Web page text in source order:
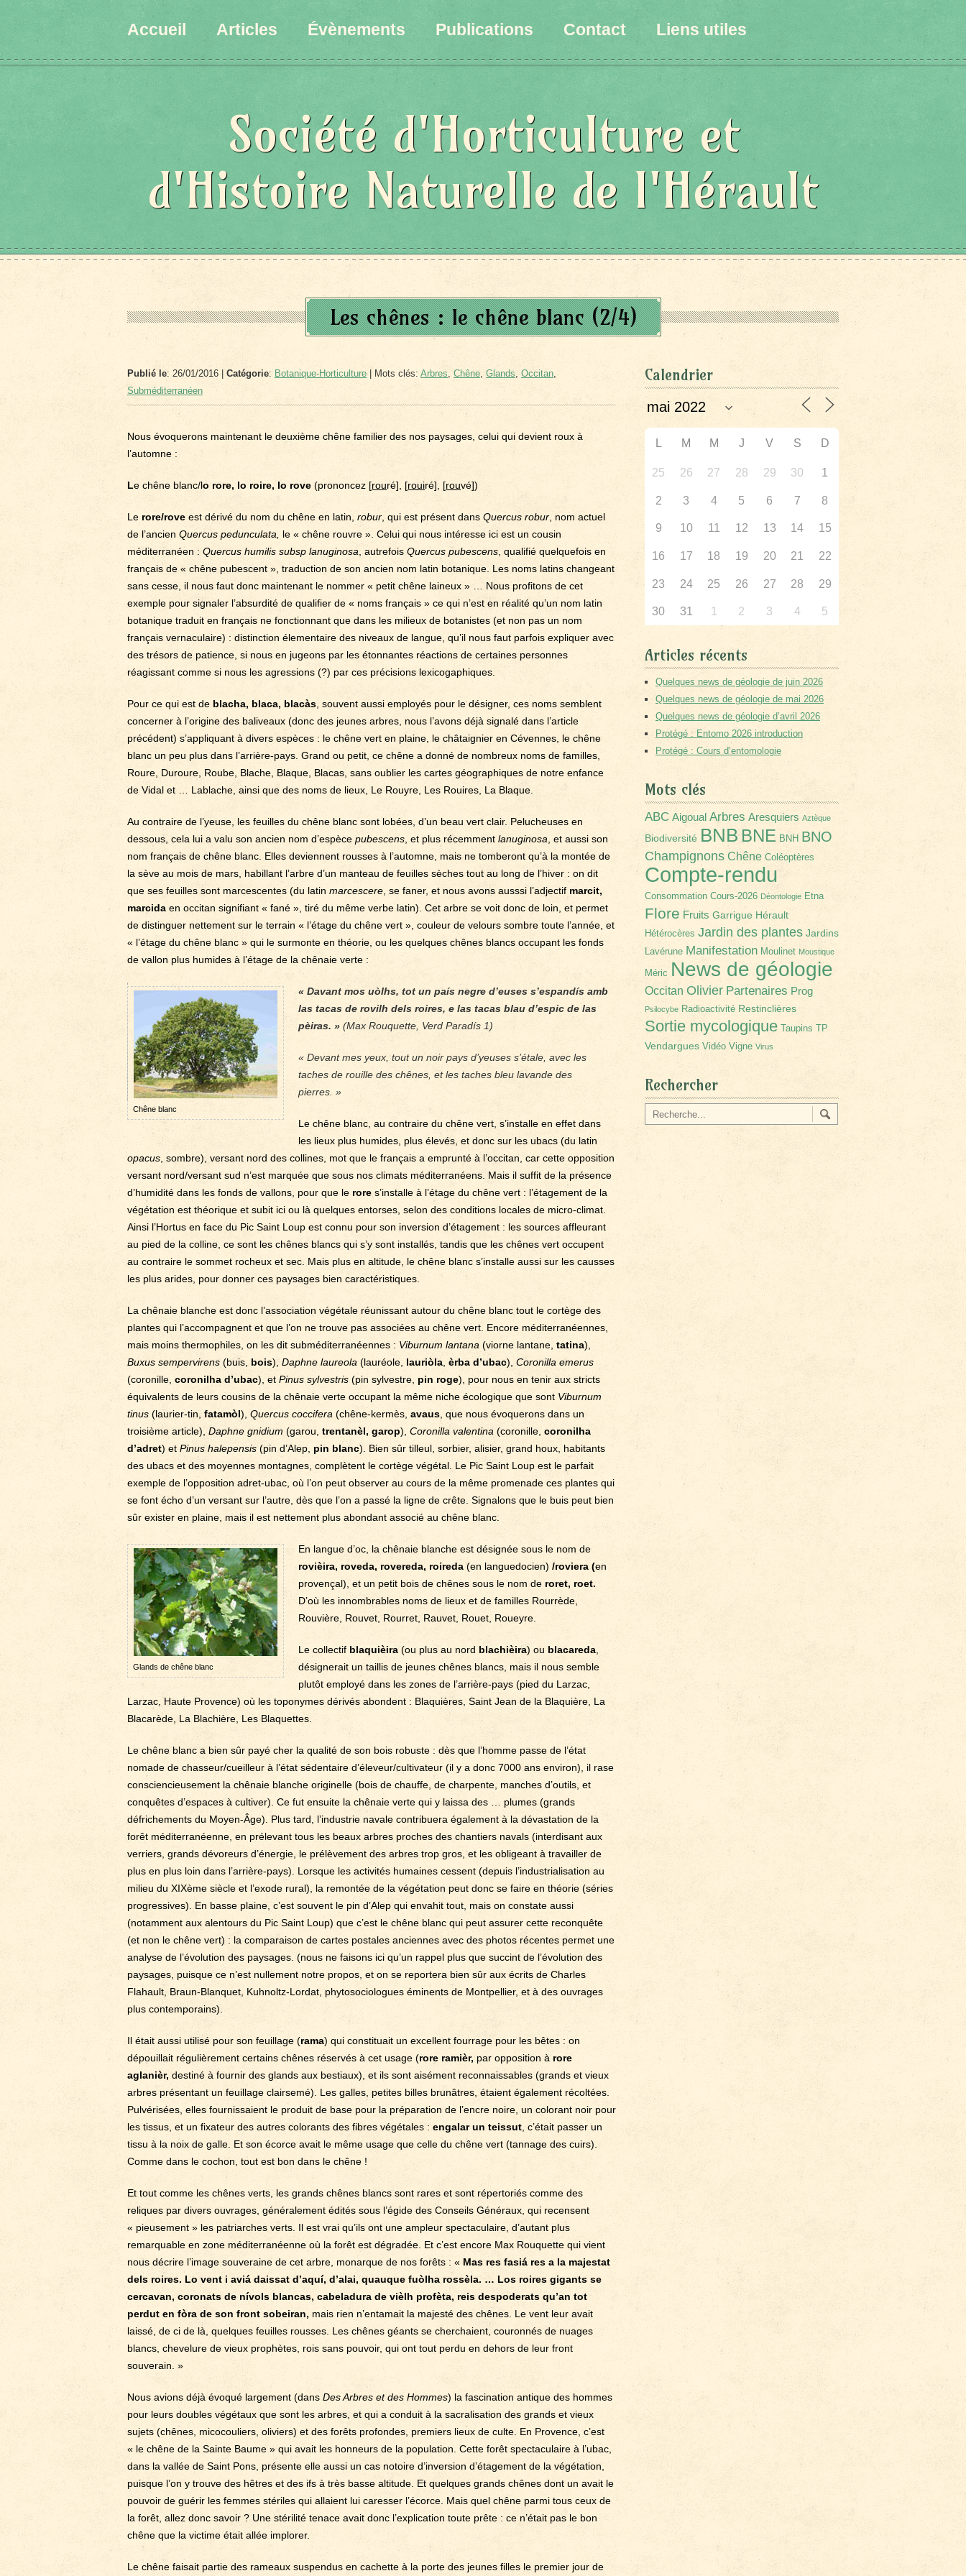
Accueil Articles Évènements Publications Contact Liens utiles
Société d'Horticulture et
d'Histoire Naturelle de l'Hérault
Les chênes : le chêne blanc (2/4)
Publié le: 26/01/2016 | Catégorie: Botanique-Horticulture| Mots clés: Arbres, Chêne, Glands, Occitan,
Subméditerranéen
Nous évoquerons maintenant le deuxième chêne familier des nos paysages, celui qui devient roux à
l’automne :
Le chêne blanc/lo rore, lo roire, lo rove (prononcez [rouré], [rouiré], [rouvé])
Le rore/rove est dérivé du nom du chêne en latin, robur , qui est présent dans Quercus robur , nom actuel
de l’ancien Quercus pedunculata, le « chêne rouvre ». Celui qui nous intéresse ici est un cousin
méditerranéen : Quercus humilis subsp lanuginosa , autrefois Quercus pubescens , qualifié quelquefois en
français de « chêne pubescent », traduction de son ancien nom latin botanique. Les noms latins changeant
sans cesse, il nous faut donc maintenant le nommer « petit chêne laineux » … Nous profitons de cet
exemple pour signaler l’absurdité de qualifier de « noms français » ce qui n’est en réalité qu’un nom latin
botanique traduit en français ne fonctionnant que dans les milieux de botanistes (et non pas un nom
français vernaculaire) : distinction élementaire des niveaux de langue, qu’il nous faut parfois expliquer avec
des trésors de patience, si nous en jugeons par les étonnantes réactions de certaines personnes
réagissant comme si nous les agressions (?) par ces précisions lexicogaphiques.
Pour ce qui est de blacha, blaca, blacàs , souvent aussi employés pour le désigner, ces noms semblent
concerner à l’origine des baliveaux (donc des jeunes arbres, nous l’avons déjà signalé dans l’article
précédent) s’appliquant à divers espèces : le chêne vert en plaine, le châtaignier en Cévennes, le chêne
blanc un peu plus dans l’arrière-pays. Grand ou petit, ce chêne a donné de nombreux noms de familles,
Roure, Duroure, Roube, Blache, Blaque, Blacas, sans oublier les cartes géographiques de notre enfance
de Vidal et … Lablache, ainsi que des noms de lieux, Le Rouyre, Les Rouires, La Blaque.
Au contraire de l’yeuse, les feuilles du chêne blanc sont lobées, d’un beau vert clair. Pelucheuses en
dessous, cela lui a valu son ancien nom d’espèce pubescens , et plus récemment lanuginosa , et aussi son
nom français de chêne blanc. Elles deviennent rousses à l’automne, mais ne tomberont qu’à la montée de
la sève au mois de mars, habillant l’arbre d’un manteau de feuilles sèches tout au long de l’hiver : on dit
que ses feuilles sont marcescentes (du latin marcescere , se faner, et nous avons ausssi l’adjectif marcit,
marcida en occitan signifiant « fané », tiré du même verbe latin). Cet arbre se voit donc de loin, et permet
de distinguer nettement sur le terrain « l’étage du chêne vert », couleur de velours sombre toute l’année, et
« l’étage du chêne blanc » qui le surmonte en théorie, ou les quelques chênes blancs occupant les fonds
de vallon plus humides à l’étage de la chênaie verte :
Chêne blanc
« Davant mos uòlhs, tot un país negre d’euses s’espandís amb
las tacas de rovilh dels roires, e las tacas blau d’espic de las
pèiras. » (Max Rouquette, Verd Paradís 1)
« Devant mes yeux, tout un noir pays d’yeuses s’étale, avec les
taches de rouille des chênes, et les taches bleu lavande des
pierres. »
Le chêne blanc, au contraire du chêne vert, s’installe en effet dans
les lieux plus humides, plus élevés, et donc sur les ubacs (du latin
opacus , sombre), versant nord des collines, mot que le français a emprunté à l’occitan, car cette opposition
versant nord/versant sud n’est marquée que sous nos climats méditerranéens. Mais il suffit de la présence
d’humidité dans les fonds de vallons, pour que le rore s’installe à l’étage du chêne vert : l’étagement de la
végétation est théorique et subit ici ou là quelques entorses, selon des conditions locales de micro-climat.
Ainsi l’Hortus en face du Pic Saint Loup est connu pour son inversion d’étagement : les sources affleurant
au pied de la colline, ce sont les chênes blancs qui s’y sont installés, tandis que les chênes vert occupent
au contraire le sommet rocheux et sec. Mais plus en altitude, le chêne blanc s’installe aussi sur les causses
les plus arides, pour donner ces paysages bien caractéristiques.
La chênaie blanche est donc l’association végétale réunissant autour du chêne blanc tout le cortège des
plantes qui l’accompagnent et que l’on ne trouve pas associées au chêne vert. Encore méditerranéennes,
mais moins thermophiles, on les dit subméditerranéennes : Viburnum lantana (viorne lantane, tatina),
Buxus sempervirens (buis, bois), Daphne laureola (lauréole, lauriòla èrba d’ubac), Coronilla emerus
(coronille, coronilha d’ubac), et Pinus sylvestris (pin sylvestre, pin roge), pour nous en tenir aux stricts
équivalents de leurs cousins de la chênaie verte occupant la même niche écologique que sont Viburnum
tinus (laurier-tin, fatamòl), Quercus coccifera (chêne-kermès, avaus , que nous évoquerons dans un
troisième article), Daphne gnidium (garou, trentanèl, garop), Coronilla valentina (coronille, coronilha
d’adret) et Pinus halepensis (pin d’Alep, pin blanc). Bien sûr tilleul, sorbier, alisier, grand houx, habitants
des ubacs et des moyennes montagnes, complètent le cortège végétal. Le Pic Saint Loup est le parfait
exemple de l’opposition adret-ubac, où l’on peut observer au cours de la même promenade ces plantes qui
se font écho d’un versant sur l’autre, dès que l’on a passé la ligne de crête. Signalons que le buis peut bien
sûr exister en plaine, mais il est nettement plus abondant associé au chêne blanc.
Glands de chêne blanc
En langue d’oc, la chênaie blanche est désignée sous le nom de
rovièira, roveda, rovereda, roireda (en languedocien) /roviera (en
provençal), et un petit bois de chênes sous le nom de roret, roet.
D’où les innombrables noms de lieux et de familles Rourrède,
Rouvière, Rouvet, Rourret, Rauvet, Rouet, Roueyre.
Le collectif blaquièira (ou plus au nord blachièira) ou blacareda
désignerait un taillis de jeunes chênes blancs, mais il nous semble
plutôt employé dans les zones de l’arrière-pays (pied du Larzac,
Larzac, Haute Provence) où les toponymes dérivés abondent : Blaquières, Saint Jean de la Blaquière, La
Blacarède, La Blachière, Les Blaquettes.
Le chêne blanc a bien sûr payé cher la qualité de son bois robuste : dès que l’homme passe de l’état
nomade de chasseur/cueilleur à l’état sédentaire d’éleveur/cultivateur (il y a donc 7000 ans environ), il rase
consciencieusement la chênaie blanche originelle (bois de chauffe, de charpente, manches d’outils, et
conquêtes d’espaces à cultiver). Ce fut ensuite la chênaie verte qui y laissa des … plumes (grands
défrichements du Moyen-Âge). Plus tard, l’industrie navale contribuera également à la dévastation de la
forêt méditerranéenne, en prélevant tous les beaux arbres proches des chantiers navals (interdisant aux
verriers, grands dévoreurs d’énergie, le prélèvement des arbres trop gros, et les obligeant à travailler de
plus en plus loin dans l’arrière-pays). Lorsque les activités humaines cessent (depuis l’industrialisation au
milieu du XIXème siècle et l’exode rural), la remontée de la végétation peut donc se faire en théorie (séries
progressives). En basse plaine, c’est souvent le pin d’Alep qui envahit tout, mais on constate aussi
(notamment aux alentours du Pic Saint Loup) que c’est le chêne blanc qui peut assurer cette reconquête
(et non le chêne vert) : la comparaison de cartes postales anciennes avec des photos récentes permet une
analyse de l’évolution des paysages. (nous ne faisons ici qu’un rappel plus que succint de l’évolution des
paysages, puisque ce n’est nullement notre propos, et on se reportera bien sûr aux écrits de Charles
Flahault, Braun-Blanquet, Kuhnoltz-Lordat, phytosociologues éminents de Montpellier, et à des ouvrages
plus contemporains).
Il était aussi utilisé pour son feuillage (rama) qui constituait un excellent fourrage pour les bêtes : on
dépouillait régulièrement certains chênes réservés à cet usage (rore ramièr, par opposition à rore
aglanièr, destiné à fournir des glands aux bestiaux), et ils sont aisément reconnaissables (grands et vieux
arbres présentant un feuillage clairsemé). Les galles, petites billes brunâtres, étaient également récoltées.
Pulvérisées, elles fournissaient le produit de base pour la préparation de l’encre noire, un colorant noir pour
les tissus, et un fixateur des autres colorants des fibres végétales : engalar un teissut , c’était passer un
tissu à la noix de galle. Et son écorce avait le même usage que celle du chêne vert (tannage des cuirs).
Comme dans le cochon, tout est bon dans le chêne !
Et tout comme les chênes verts, les grands chênes blancs sont rares et sont répertoriés comme des
reliques par divers ouvrages, généralement édités sous l’égide des Conseils Généraux, qui recensent
« pieusement » les patriarches verts. Il est vrai qu’ils ont une ampleur spectaculaire, d’autant plus
remarquable en zone méditerranéenne où la forêt est dégradée. Et c’est encore Max Rouquette qui vient
nous décrire l’image souveraine de cet arbre, monarque de nos forêts : « Mas res fasiá res a la majestat
dels roires. Lo vent i aviá daissat d’aquí, d’alai, quauque fuòlha rossèla. … Los roires gigants se
cercavan, coronats de nívols blancas, cabeladura de vièlh profèta, reis despoderats qu’an tot
perdut en fòra de son front sobeiran, mais rien n’entamait la majesté des chênes. Le vent leur avait
laissé, de ci de là, quelques feuilles rousses. Les chênes géants se cherchaient, couronnés de nuages
blancs, chevelure de vieux prophètes, rois sans pouvoir, qui ont tout perdu en dehors de leur front
souverain. »
Nous avions déjà évoqué largement (dans Des Arbres et des Hommes) la fascination antique des hommes
pour leurs doubles végétaux que sont les arbres, et qui a conduit à la sacralisation des grands et vieux
sujets (chênes, micocouliers, oliviers) et des forêts profondes, premiers lieux de culte. En Provence, c’est
« le chêne de la Sainte Baume » qui avait les honneurs de la population. Cette forêt spectaculaire à l’ubac,
dans la vallée de Saint Pons, présente elle aussi un cas notoire d’inversion d’étagement de la végétation,
puisque l’on y trouve des hêtres et des ifs à très basse altitude. Et quelques grands chênes dont un avait le
pouvoir de guérir les femmes stériles qui allaient lui caresser l’écorce. Mais quel chêne parmi tous ceux de
la forêt, allez donc savoir ? Une stérilité tenace avait donc l’explication toute prête : ce n’était pas le bon
chêne que la victime était allée implorer.
Le chêne faisait partie des rameaux suspendus en cachette à la porte des jeunes filles le premier jour de
Calendrier
L M M J V S D
25 26 27 28 29 30 1
2 3 4 5 6 7 8
9 10 11 12 13 14 15
16 17 18 19 20 21 22
23 24 25 26 27 28 29
30 31 1 2 3 4 5
Articles récents
Quelques news de géologie de juin 2026
Quelques news de géologie de mai 2026
Quelques news de géologie d’avril 2026
Protégé : Entomo 2026 introduction
Protégé : Cours d’entomologie
Mots clés
ABC Aigoual Arbres Aresquiers Aztèque
Biodiversité BNB BNE BNH BNO
Champignons Chêne Coléoptères
Compte-rendu
Consommation Cours-2026 Déontologie Etna
Flore Fruits Garrigue Hérault
Hétérocères Jardin des plantes Jardins
Lavérune Manifestation Moulinet Moustique
Méric News de géologie
Occitan Olivier Partenaires Prog
Psilocybe Radioactivité Restinclières
Sortie mycologique Taupins TP
Vendargues Vidéo Vigne Virus
Rechercher